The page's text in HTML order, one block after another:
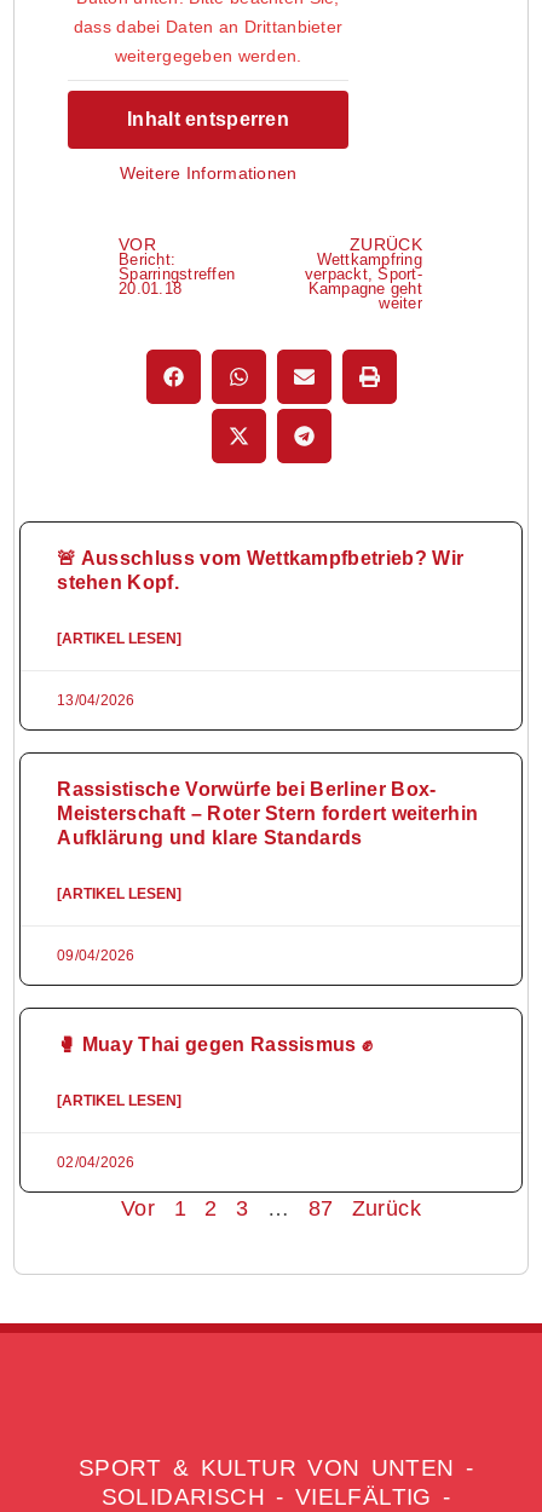
dass dabei Daten an Drittanbieter
weitergegeben werden.
Inhalt entsperren
Weitere Informationen
VOR
Bericht:
Sparringstreffen
20.01.18
ZURÜCK
Wettkampfring
verpackt, Sport-
Kampagne geht
weiter
🚨 Ausschluss vom Wettkampfbetrieb? Wir
stehen Kopf.
[ARTIKEL LESEN]
13/04/2026
Rassistische Vorwürfe bei Berliner Box-
Meisterschaft – Roter Stern fordert weiterhin
Aufklärung und klare Standards
[ARTIKEL LESEN]
09/04/2026
🥊 Muay Thai gegen Rassismus ✊
[ARTIKEL LESEN]
02/04/2026
Vor 1 2 3 … 87 Zurück
SPORT & KULTUR VON UNTEN -
SOLIDARISCH - VIELFÄLTIG -